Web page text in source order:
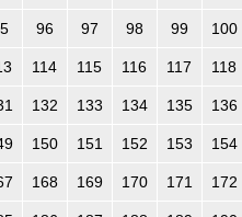
96 97 98 99 100
114 115 116 117 118
132 133 134 135 136
150 151 152 153 154
168 169 170 171 172